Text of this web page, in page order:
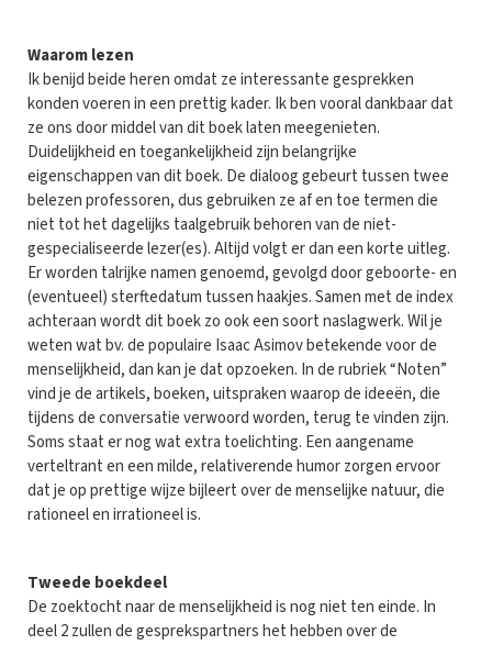
Waarom lezen
Ik benijd beide heren omdat ze interessante gesprekken
konden voeren in een prettig kader. Ik ben vooral dankbaar dat
ze ons door middel van dit boek laten meegenieten.
Duidelijkheid en toegankelijkheid zijn belangrijke
eigenschappen van dit boek. De dialoog gebeurt tussen twee
belezen professoren, dus gebruiken ze af en toe termen die
niet tot het dagelijks taalgebruik behoren van de niet-
gespecialiseerde lezer(es). Altijd volgt er dan een korte uitleg.
Er worden talrijke namen genoemd, gevolgd door geboorte- en
(eventueel) sterftedatum tussen haakjes. Samen met de index
achteraan wordt dit boek zo ook een soort naslagwerk. Wil je
weten wat bv. de populaire Isaac Asimov betekende voor de
menselijkheid, dan kan je dat opzoeken. In de rubriek “Noten”
vind je de artikels, boeken, uitspraken waarop de ideeën, die
tijdens de conversatie verwoord worden, terug te vinden zijn.
Soms staat er nog wat extra toelichting. Een aangename
verteltrant en een milde, relativerende humor zorgen ervoor
dat je op prettige wijze bijleert over de menselijke natuur, die
rationeel en irrationeel is.
Tweede boekdeel
De zoektocht naar de menselijkheid is nog niet ten einde. In
deel 2 zullen de gesprekspartners het hebben over de